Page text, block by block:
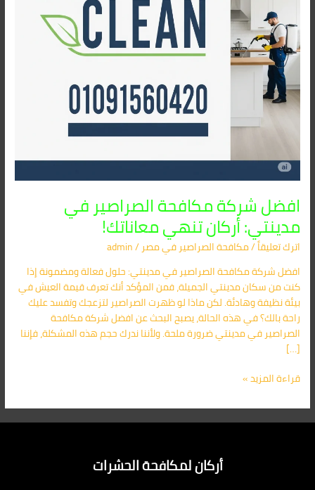
افضل شركة مكافحة الصراصير في
مدينتي: أركان تنهي معاناتك!
اترك تعليقاً/مكافحة الصراصير​ في مصر/
admin
افضل شركة مكافحة الصراصير في مدينتي: حلول فعالة ومضمونة إذا
كنت من سكان مدينتي الجميلة، فمن المؤكد أنك تعرف قيمة العيش في
بيئة نظيفة وهادئة. لكن ماذا لو ظهرت الصراصير لتزعجك وتفسد عليك
راحة بالك؟ في هذه الحالة، يصبح البحث عن افضل شركة مكافحة
الصراصير في مدينتي ضرورة ملحة. ولأننا ندرك حجم هذه المشكلة، فإننا
[…]
تنهي
معاناتك!
قراءة المزيد »
أركان لمكافحة الحشرات